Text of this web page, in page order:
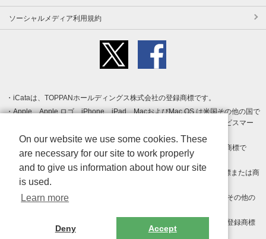
ソーシャルメディア利用規約
iCataは、TOPPANホールディングス株式会社の登録商標です。
Apple、Apple ロゴ、iPhone、iPad、MacおよびMac OS は米国その他の国で
登録された Apple Inc. の商標です。App Store は Apple Inc. のサービスマー
クです。
Android、Google Play および Google Play ロゴ は Google LLC の商標で
す。
Windows は Microsoft Inc.の米国およびその他の国における登録商標または商
標です。
Adobe、Adobe Reader、Adobe PDF は、Adobe Inc.の米国およびその他の
その他、記載されている会社名、商品名、ロゴは各社の商標または登録商標
On our website we use some cookies. These
are necessary for our site to work properly
and to give us information about how our site
is used.
Learn more
Deny Accept